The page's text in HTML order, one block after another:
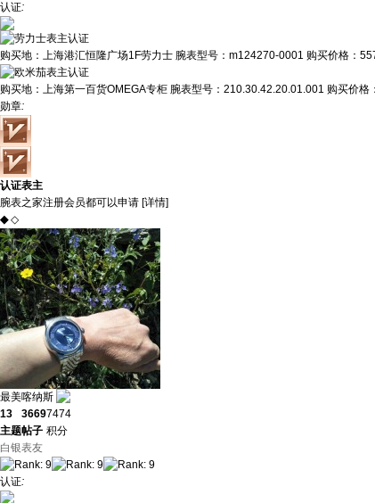
认证:
购买地： 上海港汇恒隆广场1F劳力士 腕表型号： m124270-0001 购买价格：
购买地： 上海第一百货OMEGA专柜 腕表型号： 210.30.42.20.01.001 购买价格：
勋章:
认证表主
腕表之家注册会员都可以申请 [详情]
◆ ◇
最美喀纳斯
13
主题
3669
帖子
7474
积分
白银表友
认证: